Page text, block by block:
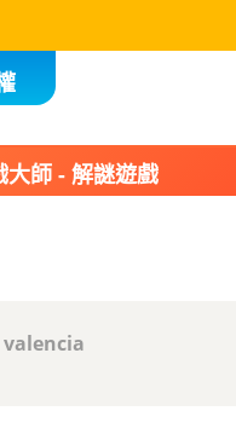
大師 - 解謎遊戲